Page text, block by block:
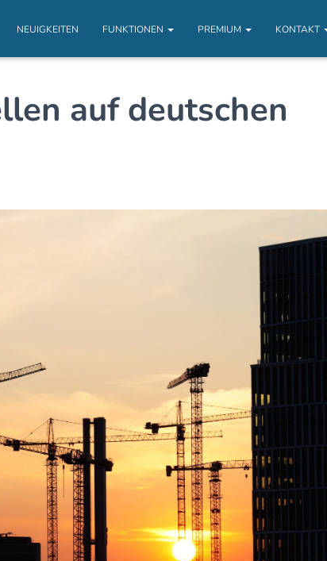
NEUIGKEITEN FUNKTIONEN PREMIUM KONTAKT
auf deutschen